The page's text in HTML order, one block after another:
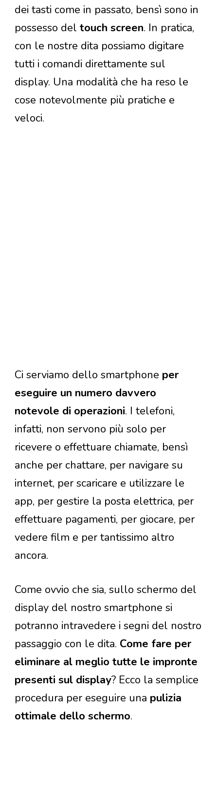
dei tasti come in passato, bensì sono in
possesso del touch screen. In pratica,
con le nostre dita possiamo digitare
tutti i comandi direttamente sul
display. Una modalità che ha reso le
cose notevolmente più pratiche e
veloci.
Ci serviamo dello smartphone per
eseguire un numero davvero
notevole di operazioni. I telefoni,
infatti, non servono più solo per
ricevere o effettuare chiamate, bensì
anche per chattare, per navigare su
internet, per scaricare e utilizzare le
app, per gestire la posta elettrica, per
effettuare pagamenti, per giocare, per
vedere film e per tantissimo altro
ancora.
Come ovvio che sia, sullo schermo del
display del nostro smartphone si
potranno intravedere i segni del nostro
passaggio con le dita. Come fare per
eliminare al meglio tutte le impronte
presenti sul display? Ecco la semplice
procedura per eseguire una pulizia
ottimale dello schermo.